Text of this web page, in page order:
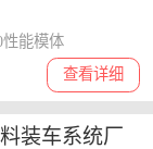
查看详细
性能模体
装车系统厂